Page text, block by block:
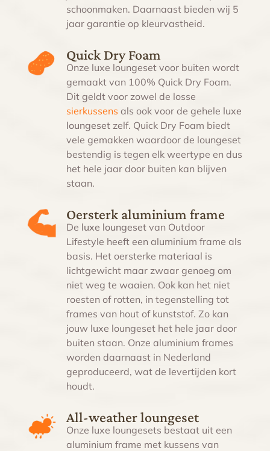
schoonmaken. Daarnaast bieden wij 5
jaar garantie op kleurvastheid.
Quick Dry Foam
Onze luxe loungeset voor buiten wordt
gemaakt van 100% Quick Dry Foam.
Dit geldt voor zowel de losse
sierkussens als ook voor de gehele luxe
loungeset zelf. Quick Dry Foam biedt
vele gemakken waardoor de loungeset
bestendig is tegen elk weertype en dus
het hele jaar door buiten kan blijven
staan.
Oersterk aluminium frame
De luxe loungesetvan Outdoor
Lifestyle heeft een aluminium frame als
basis. Het oersterke materiaal is
lichtgewicht maar zwaar genoeg om
niet weg te waaien. Ook kan het niet
roesten of rotten, in tegenstelling tot
frames van hout of kunststof. Zo kan
jouw luxe loungesethet hele jaar door
buiten staan. Onze aluminium frames
worden daarnaast in Nederland
geproduceerd, wat de levertijden kort
houdt.
All-weather loungeset
Onze luxe loungesets bestaat uit een
aluminium frame met kussens van